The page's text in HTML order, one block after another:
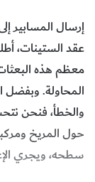
إرسال المسابير
معظم هذه
المحاولة. وبفضل
سطحه، ويجري